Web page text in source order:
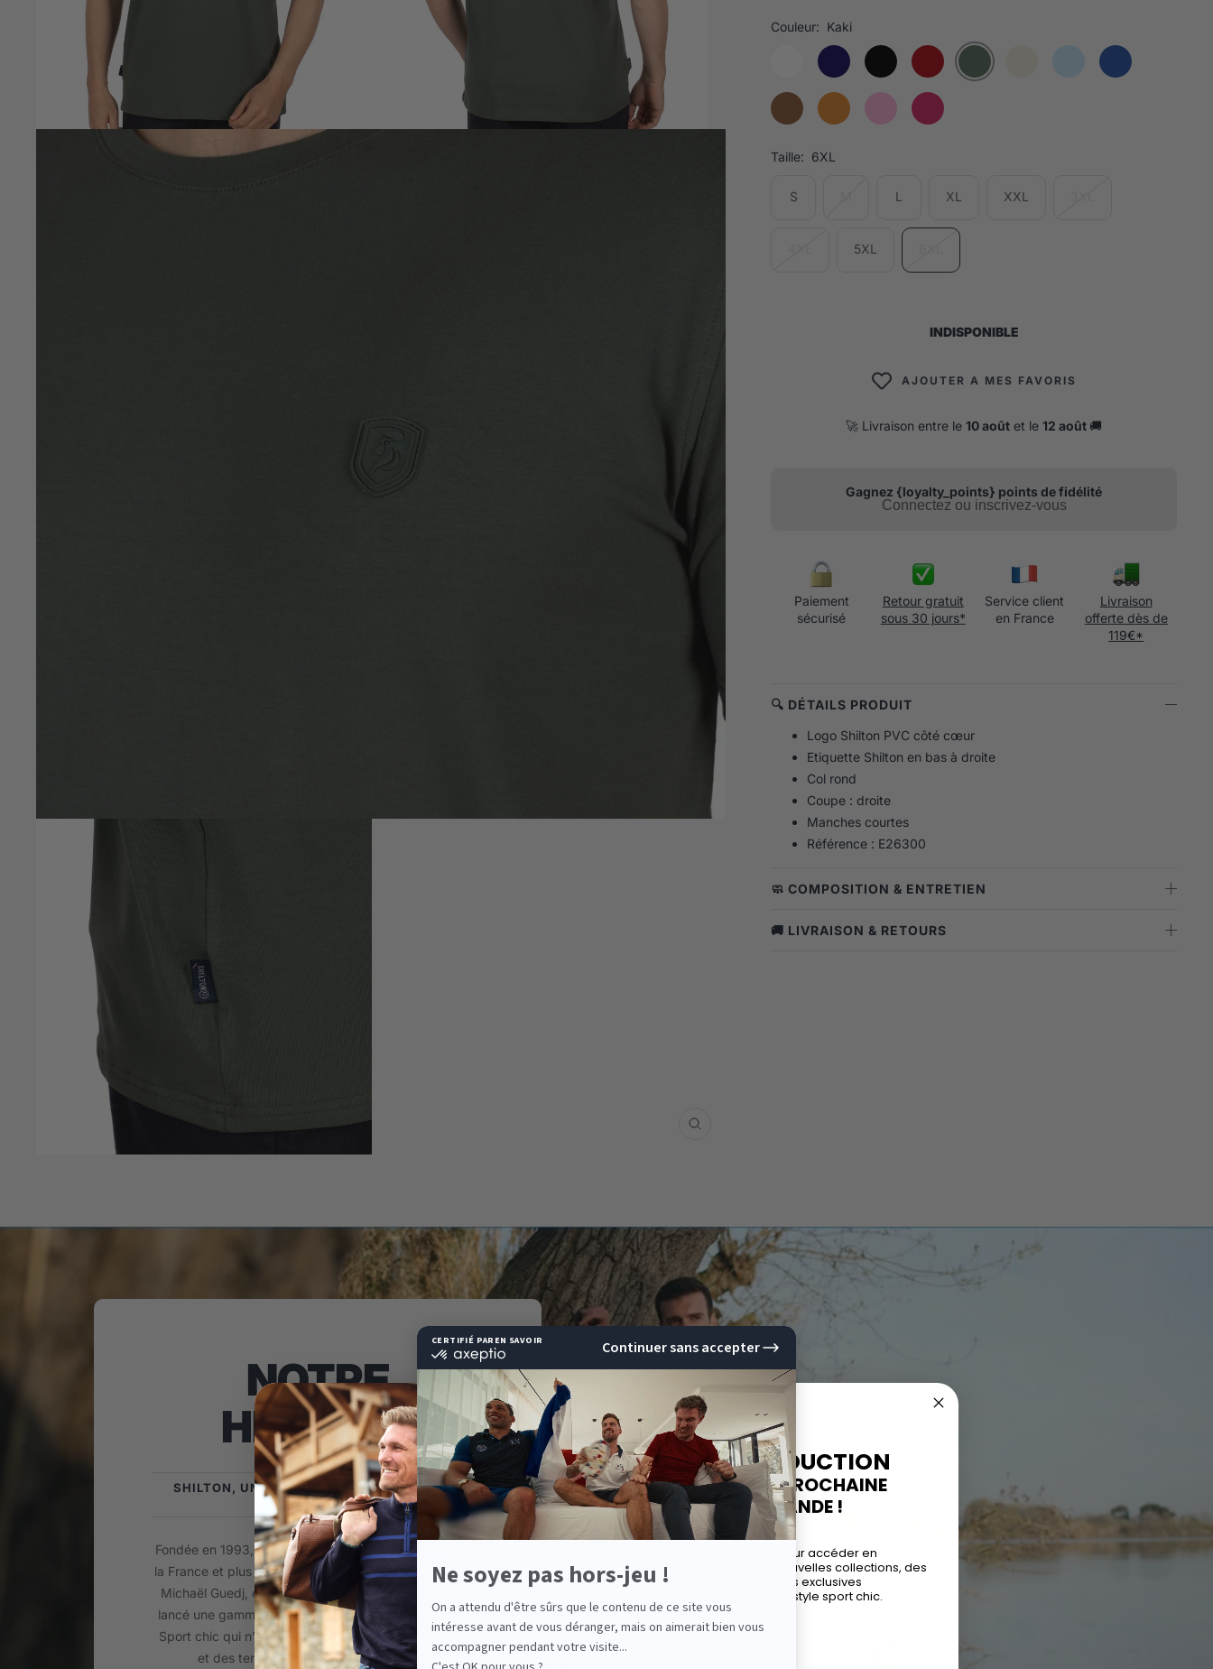
Zoom
Couleur: Kaki
Taille: 6XL
S L XL XXL
5XL
INDISPONIBLE
AJOUTER A MES FAVORIS
🚀 Livraison entre le 10 août et le 12 août 🚚
Gagnez {loyalty_points} points de fidélité
Connectez ou inscrivez-vous
Paiement
sécurisé
Retour gratuit
sous 30 jours*
Service client
en France
Livraison
offerte dès de
119€*
🔍 DÉTAILS PRODUIT
Logo Shilton PVC côté cœur
Etiquette Shilton en bas à droite
Col rond
Coupe : droite
Manches courtes
Référence : E26300
🧼 COMPOSITION & ENTRETIEN
🚚 LIVRAISON & RETOURS
NOTRE
HISTOIRE
SHILTON, UNE MARQUE SPORTSWEAR BIEN
FRANÇAISE !
Fondée en 1993, la Marque Shilton est issue du Sud de
la France et plus précisément du Biterrois. Son créateur
Michaël Guedj, enfant du pays passionné de sports a
lancé une gamme de Prêt-à-porter Masculine orientée
Sport chic qui n’a de cesse d’évoluer au gré du temps
et des tendances depuis plus de 25 ans.
10%DE RÉDUCTION
SUR VOTRE PROCHAINE
COMMANDE !
Inscrivez-vous pour accéder en
avant-première à nos nouvelles collections, des
offres spéciales exclusives
et des conseils de style sport chic.